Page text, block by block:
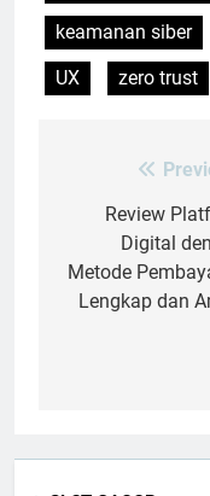
keamanan siber
UX
zero trust
navigation
Review
Digital
Metode
Lengkap dan